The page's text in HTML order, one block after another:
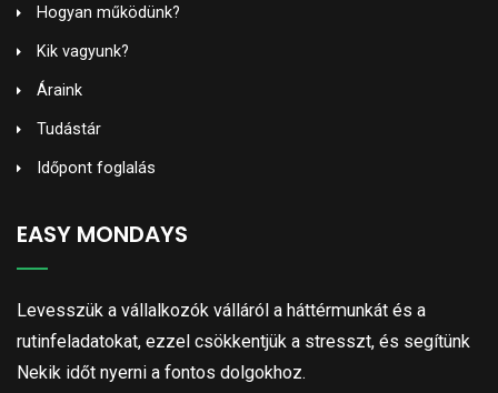
Hogyan működünk?
Kik vagyunk?
Áraink
Tudástár
Időpont foglalás
EASY MONDAYS
Levesszük a vállalkozók válláról a háttérmunkát és a
rutinfeladatokat, ezzel csökkentjük a stresszt, és segítünk
Nekik időt nyerni a fontos dolgokhoz.